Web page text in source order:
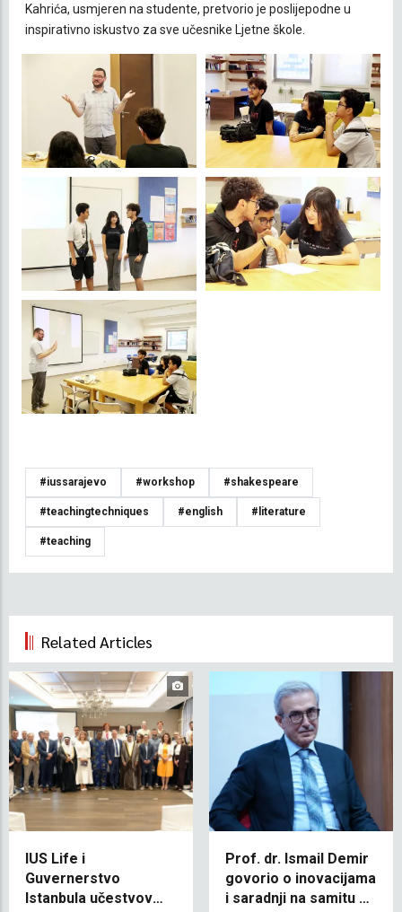
Kahrića, usmjeren na studente, pretvorio je poslijepodne u
inspirativno iskustvo za sve učesnike Ljetne škole.
#iussarajevo #workshop #shakespeare
#teachingtechniques #english #literature
#teaching
Related Articles
IUS Life i
Guvernerstvo
Istanbula učestvovali
Prof. dr. Ismail Demir
govorio o inovacijama
i saradnji na samitu na